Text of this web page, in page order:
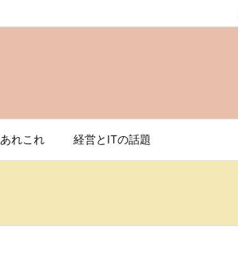
れこれ 経営とITの話題